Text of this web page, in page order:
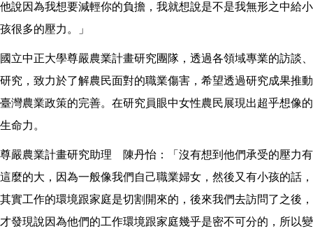
他說因為我想要減輕你的負擔，我就想說是不是我無形之中給小
孩很多的壓力。」
國立中正大學尊嚴農業計畫研究團隊，透過各領域專業的訪談、
研究，致力於了解農民面對的職業傷害，希望透過研究成果推動
臺灣農業政策的完善。在研究員眼中女性農民展現出超乎想像的
生命力。
尊嚴農業計畫研究助理 陳丹怡：「沒有想到他們承受的壓力有
這麼的大，因為一般像我們自己職業婦女，然後又有小孩的話，
其實工作的環境跟家庭是切割開來的，後來我們去訪問了之後，
才發現說因為他們的工作環境跟家庭幾乎是密不可分的，所以變